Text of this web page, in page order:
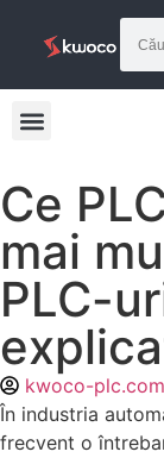
Ce
mai
PLC-
kwoco-plc.com
În industria
frecvent o